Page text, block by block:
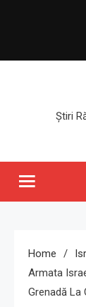
Știri
Home
Armata
Grenadă La